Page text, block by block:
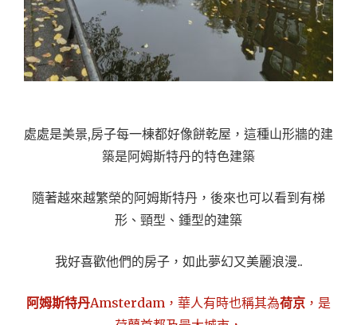
處處是美景,房子每一棟都好像餅乾屋，這種山形牆的建
築是阿姆斯特丹的特色建築
隨著越來越繁榮的阿姆斯特丹，後來也可以看到有梯
形、頸型、鍾型的建築
我好喜歡他們的房子，如此夢幻又美麗浪漫..
阿姆斯特丹Amsterdam ，華人有時也稱其為荷京 ，是